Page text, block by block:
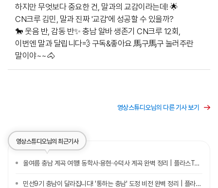
하지만 무엇보다 중요한 건, 말과의 교감이라는데! 🌟
CN크루 김민, 말과 진짜 '교감'에 성공할 수 있을까?
🐎 웃음 반, 감동 반✨ 충남 알바 생존기 CN크루 12회,
이번엔 말과 달립니다💨 구독&좋아요 馬구馬구 눌러주란
말이야~~🐴
영상스튜디오님의 다른 기사 보기
영상스튜디오님의 최근기사
올여름 충남 계곡 여행! 동학사·용현·수덕사 계곡 완벽 정리 | 플라스Talk 7월 3차
민선9기 충남이 달라집니다! '통하는 충남' 도정 비전 완벽 정리 | 플라스Talk 7월 2차